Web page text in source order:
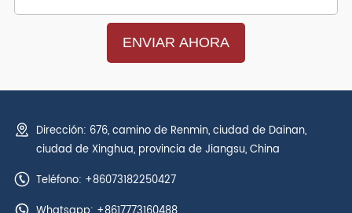
Dirección: 676, camino de Renmin, ciudad de Dainan,
ciudad de Xinghua, provincia de Jiangsu, China
Teléfono: +86073182250427